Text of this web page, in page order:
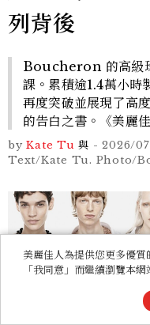
列背後
Boucheron 的高級
課。累積逾1.4萬小時
再度突破並展現了高
的告白之書。《美麗
by Kate Tu 與 -2026/
Text/Kate Tu. Photo/
美麗佳人為提供您更多優
「我同意」而繼續瀏覽本